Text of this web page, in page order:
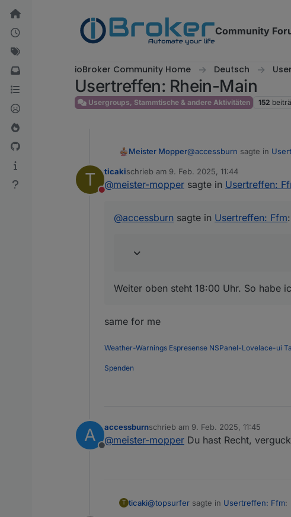
Weiter zum Inhalt
Community
ioBroker Community Home Deutsch
Usertreffen: Rhein-Main
Usergroups, Stammtische & andere Aktivitäten 152
Meister Mopper@accessburn sagte in
Reminder für heute
MOD-EDIT: link gekürzt!
T
Nicht stören
ticakischrieb am 9. Feb. 2025, 11:44
zuletzt editiert von
@meister-mopper sagte in Usertreffen:
@accessburn sagte in Usertreffen: Ffm:
Weiter oben steht 18:00 Uhr. So habe
same for me
Weather-Warnings Espresense NSPanel-Lovelace-ui
Spenden
A
Offline
accessburnschrieb am 9. Feb. 2025, 11:45
zuletzt editiert von
@meister-mopper Du hast Recht,
T ticaki@topsurfer sagte in Usertreffen: Ffm: